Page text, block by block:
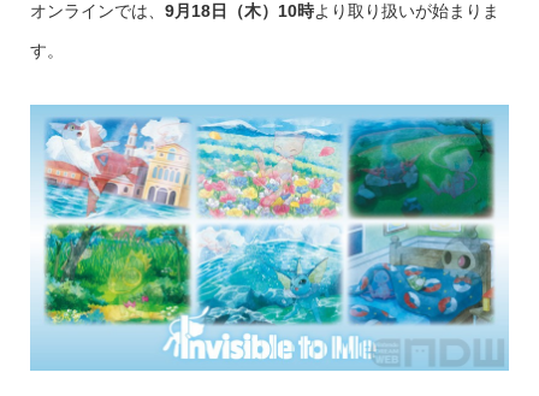
オンラインでは、 9月18日（木）10時より取り扱いが始まりま
す。